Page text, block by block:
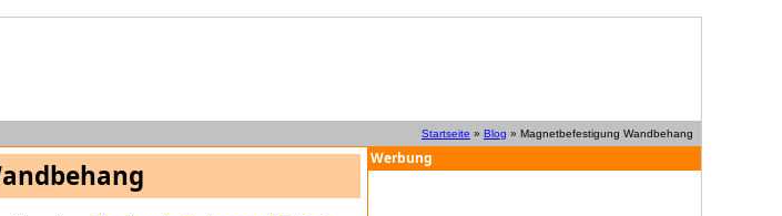
Startseite » Blog » Magnetbefestigung Wandbehang
Werbung